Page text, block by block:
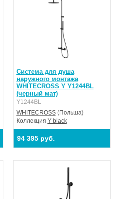
Система для душа
наружного монтажа
WHITECROSS Y Y1244BL
(черный мат)
Y1244BL
WHITECROSS(Польша)
Коллекция Y black
94 395 руб.